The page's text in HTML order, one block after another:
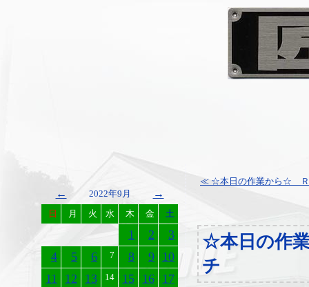
← 2022年9月 →
日 月 火 水 木 金 土
1 2
3
4
5 6 7 8 9 10
11
12 13 14 15 16 17
≪ ☆本日の作業から☆
☆本日の作
チ